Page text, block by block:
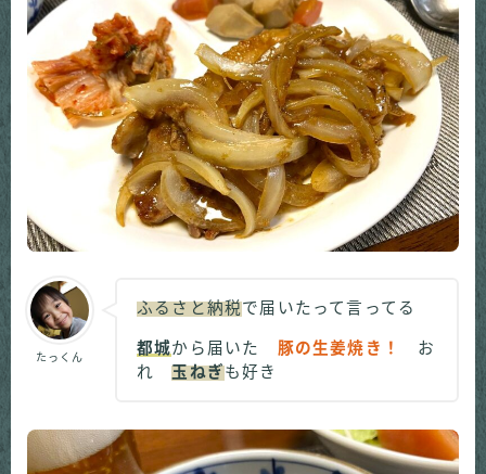
たっくん
ふるさと納税で届いたって言ってる
都城から届いた 豚の生姜焼き！
お
れ 玉ねぎも好き